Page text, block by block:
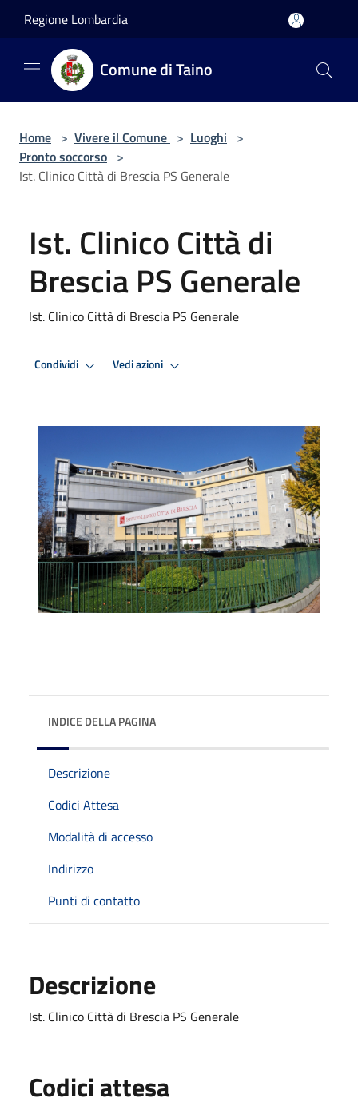
Regione Lombardia
Comune di Taino
Home > Vivere il Comune > Luoghi >
Pronto soccorso >
Ist. Clinico Città di Brescia PS Generale
Ist. Clinico Città di
Brescia PS Generale
Ist. Clinico Città di Brescia PS Generale
Condividi Vedi azioni
INDICE DELLA PAGINA
Descrizione
Codici Attesa
Modalità di accesso
Indirizzo
Punti di contatto
Descrizione
Ist. Clinico Città di Brescia PS Generale
Codici attesa